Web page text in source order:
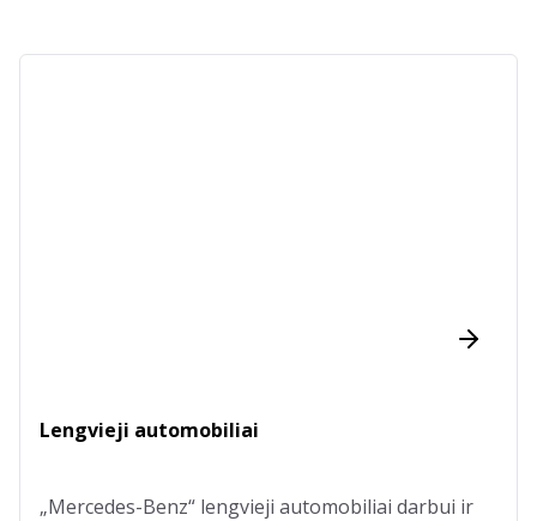
Lengvieji automobiliai
„Mercedes-Benz“ lengvieji automobiliai darbui ir